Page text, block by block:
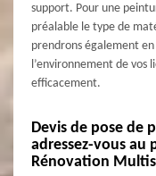
support. Pour une
préalable le type de
prendrons également
l’environnement de
efficacement.
Devis de pose de
adressez-vous au
Rénovation